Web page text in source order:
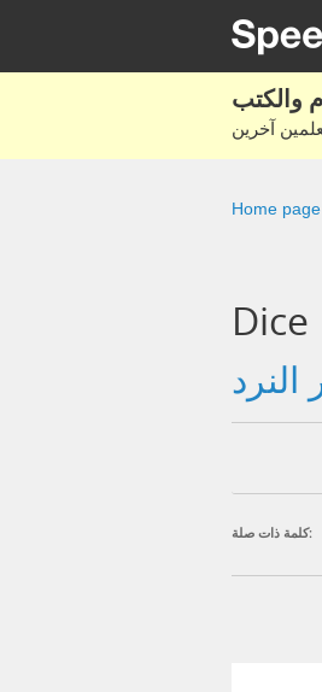
Home page
Dice
كلمة ذات صلة: